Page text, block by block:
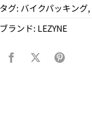
タグ: バイクパッキング,
ブランド: LEZYNE